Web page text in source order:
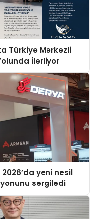
Türkiye Merkezli
İlerliyor
yeni nesil
sergiledi